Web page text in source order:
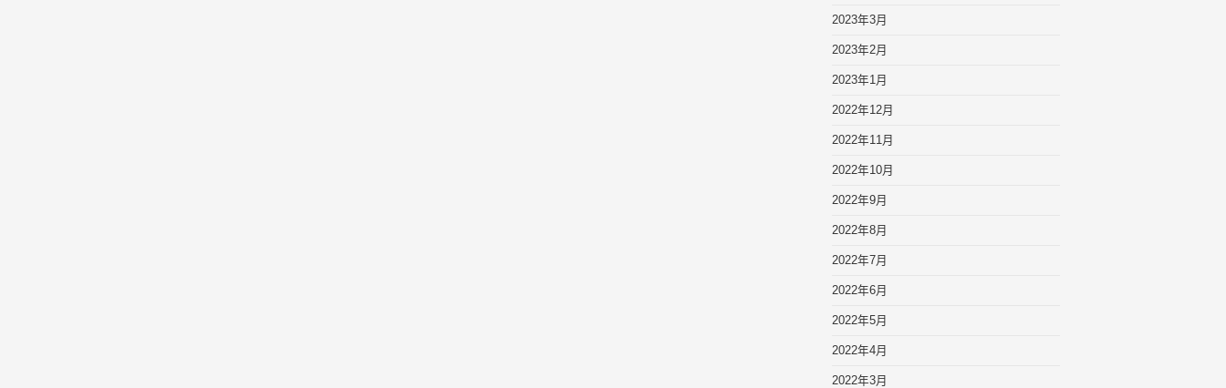
2023年3月
2023年2月
2023年1月
2022年12月
2022年11月
2022年10月
2022年9月
2022年8月
2022年7月
2022年6月
2022年5月
2022年4月
2022年3月